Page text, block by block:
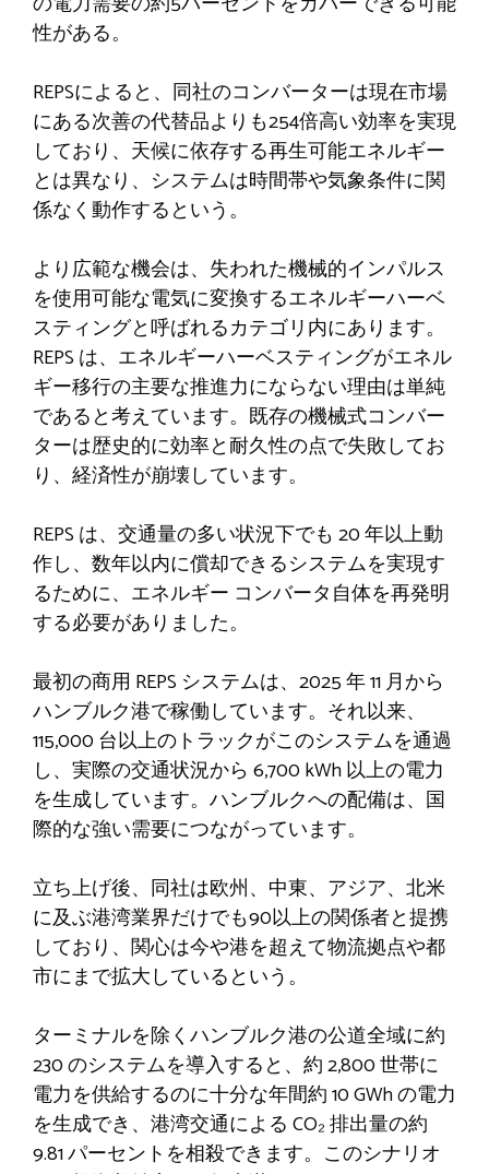
性がある。
REPSによると、同社のコンバーターは現在市場
にある次善の代替品よりも254倍高い効率を実現
しており、天候に依存する再生可能エネルギー
とは異なり、システムは時間帯や気象条件に関
係なく動作するという。
より広範な機会は、失われた機械的インパルス
を使用可能な電気に変換するエネルギーハーベ
スティングと呼ばれるカテゴリ内にあります。
REPS は、エネルギーハーベスティングがエネル
ギー移行の主要な推進力にならない理由は単純
であると考えています。既存の機械式コンバー
ターは歴史的に効率と耐久性の点で失敗してお
り、経済性が崩壊しています。
REPS は、交通量の多い状況下でも 20 年以上動
作し、数年以内に償却できるシステムを実現す
るために、エネルギー コンバータ自体を再発明
する必要がありました。
最初の商用 REPS システムは、2025 年 11 月から
ハンブルク港で稼働しています。それ以来、
115,000 台以上のトラックがこのシステムを通過
し、実際の交通状況から 6,700 kWh 以上の電力
を生成しています。ハンブルクへの配備は、国
際的な強い需要につながっています。
立ち上げ後、同社は欧州、中東、アジア、北米
に及ぶ港湾業界だけでも90以上の関係者と提携
しており、関心は今や港を超えて物流拠点や都
市にまで拡大しているという。
ターミナルを除くハンブルク港の公道全域に約
230 のシステムを導入すると、約 2,800 世帯に
電力を供給するのに十分な年間約 10 GWh の電力
を生成でき、港湾交通による CO₂ 排出量の約
9.81 パーセントを相殺できます。このシナリオ